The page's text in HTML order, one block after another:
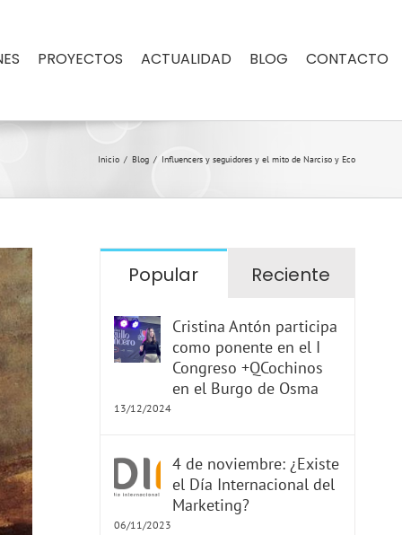
PROYECTOS ACTUALIDAD BLOG CONTACTO
Inicio / Blog / Influencers y seguidores y el mito de Narciso y Eco
Popular Reciente
Cristina Antón participa
como ponente en el I
Congreso +QCochinos
en el Burgo de Osma
13/12/2024
4 de noviembre: ¿Existe
el Día Internacional del
Marketing?
06/11/2023